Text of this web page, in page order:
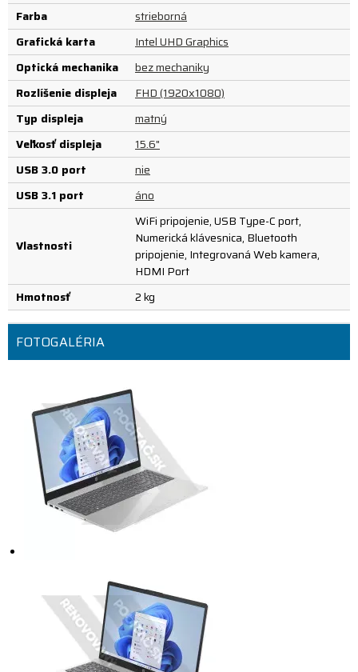
Farba
strieborná
Grafická karta
Intel UHD Graphics
Optická mechanika
bez mechaniky
Rozlíšenie displeja
FHD (1920x1080)
Typ displeja
matný
Veľkosť displeja
15.6"
USB 3.0 port
nie
USB 3.1 port
áno
Vlastnosti
WiFi pripojenie, USB Type-C port,
Numerická klávesnica, Bluetooth
pripojenie, Integrovaná Web kamera,
HDMI Port
Hmotnosť
2 kg
FOTOGALÉRIA